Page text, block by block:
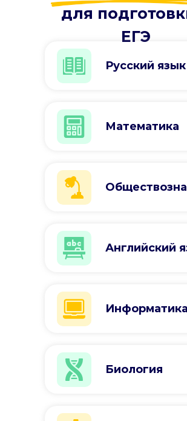
для
ЕГЭ
Русский язык
Биология
Математика
Английский
Информатика